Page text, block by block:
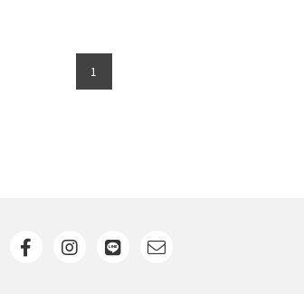
1